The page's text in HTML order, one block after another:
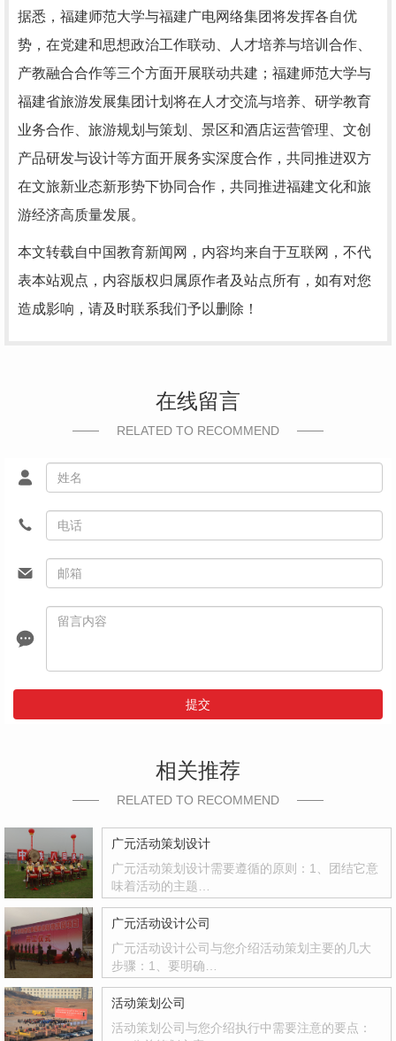
据悉，福建师范大学与福建广电网络集团将发挥各自优
势，在党建和思想政治工作联动、人才培养与培训合作、
产教融合合作等三个方面开展联动共建；福建师范大学与
福建省旅游发展集团计划将在人才交流与培养、研学教育
业务合作、旅游规划与策划、景区和酒店运营管理、文创
产品研发与设计等方面开展务实深度合作，共同推进双方
在文旅新业态新形势下协同合作，共同推进福建文化和旅
游经济高质量发展。
本文转载自中国教育新闻网，内容均来自于互联网，不代
表本站观点，内容版权归属原作者及站点所有，如有对您
造成影响，请及时联系我们予以删除！
在线留言
RELATED TO RECOMMEND
提交
相关推荐
RELATED TO RECOMMEND
广元活动策划设计
广元活动策划设计需要遵循的原则：1、团结它意
味着活动的主题…
广元活动设计公司
广元活动设计公司与您介绍活动策划主要的几大
步骤：1、要明确…
活动策划公司
活动策划公司与您介绍执行中需要注意的要点：